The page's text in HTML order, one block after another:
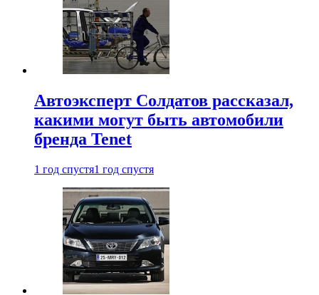
Автоэксперт Солдатов рассказал,
какими могут быть автомобили
бренда Tenet
1 год спустя1 год спустя